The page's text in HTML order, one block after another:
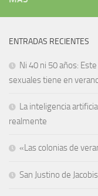
ENTRADAS RECIENTES
Ni 40 ni 50 años:
sexuales tiene en
La inteligencia
realmente
«Las colonias de
San Justino de